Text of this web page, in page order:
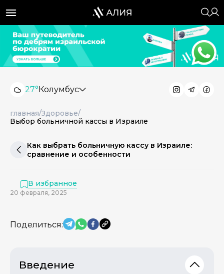
27° Колумбус
главная/Здоровье/
Выбор больничной кассы в Израиле
Как выбрать больничную кассу в Израиле:
сравнение и особенности
20 февраля, 2025
В избранное
Поделиться:
Введение